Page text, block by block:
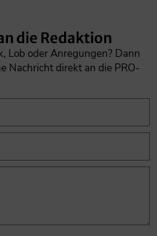
die Redaktion
Lob oder Anregungen? Dann
Nachricht direkt an die PRO-